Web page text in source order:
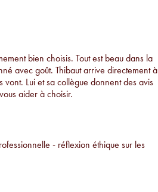
bien choisis. Tout est beau dans la
avec goût. Thibaut arrive directement à
vont. Lui et sa collègue donnent des avis
aider à choisir.
- réflexion éthique sur les